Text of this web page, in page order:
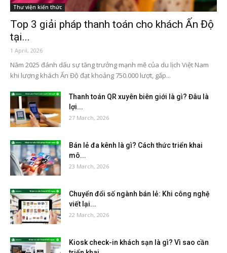
Thư viện kiến thức
Top 3 giải pháp thanh toán cho khách Ấn Độ
tại...
1 April, 2026
Năm 2025 đánh dấu sự tăng trưởng mạnh mẽ của du lịch Việt Nam
khi lượng khách Ấn Độ đạt khoảng 750.000 lượt, gấp...
Thanh toán QR xuyên biên giới là gì? Đâu là
lợi...
27 March, 2026
Bán lẻ đa kênh là gì? Cách thức triển khai
mô...
23 March, 2026
Chuyển đổi số ngành bán lẻ: Khi công nghệ
viết lại...
22 March, 2026
Kiosk check-in khách sạn là gì? Vì sao cần